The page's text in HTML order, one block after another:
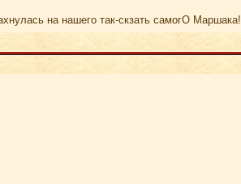
на нашего так-скзать самогО Маршака!